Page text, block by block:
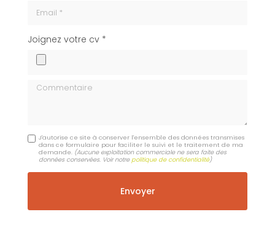
cv
Joignez votre cv *
Commentaire
J'autorise ce site à conserver l'ensemble des données transmises
dans ce formulaire pour faciliter le suivi et le traitement de ma
demande. (Aucune exploitation commerciale ne sera faite des
données conservées. Voir notrepolitique de confidentialité)